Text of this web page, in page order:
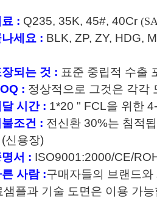
: Q235, 35K, 45#, 40Cr
세요 : BLK, ZP, ZY, HDG,
장되는 것 : 표준 중립적 수출
: 정상적으로 그것은 각각
시간 : 1*20 " FCL을 위한
조건 : 전신환 30%는 침적
신용장)
서 : ISO9001:2000/CE/
사람 :구매자들의 브랜드
샘플과 기술 도면은 이용 가